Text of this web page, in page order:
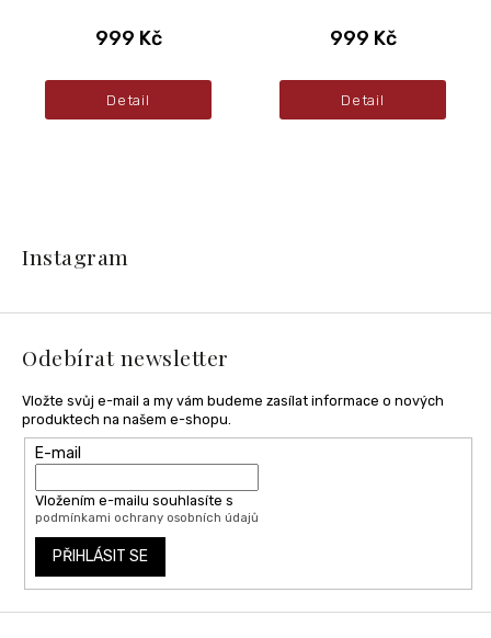
999 Kč
Detail
999 Kč
Detail
t
Instagram
Odebírat newsletter
Vložte svůj e-mail a my vám budeme zasílat informace o nových
produktech na našem e-shopu.
E-mail
Vložením e-mailu souhlasíte s
podmínkami ochrany osobních údajů
PŘIHLÁSIT SE